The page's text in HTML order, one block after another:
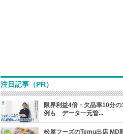
注目記事（PR）
限界利益4倍・欠品率10分
例も データ一元管...
松屋フーズのTemu出店 MD